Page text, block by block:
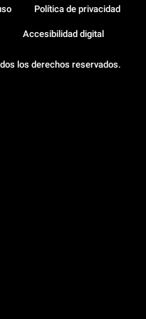
los derechos reservados.
Política de privacidad
Accesibilidad digital